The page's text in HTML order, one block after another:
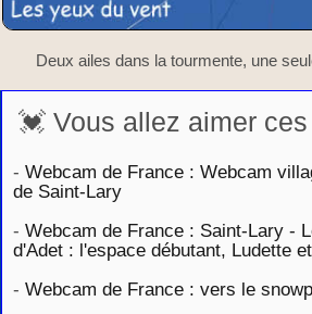
Deux ailes dans la tourmente, une
💓 Vous allez aimer
- Webcam de France : Webcam
de Saint-Lary
- Webcam de France : Saint-Lary -
d'Adet : l'espace débutant, Ludette
- Webcam de France : vers le